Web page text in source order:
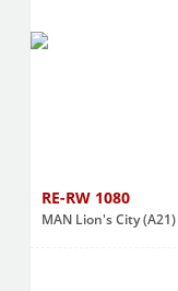
RE-RW 1080
MAN Lion's City (A21)